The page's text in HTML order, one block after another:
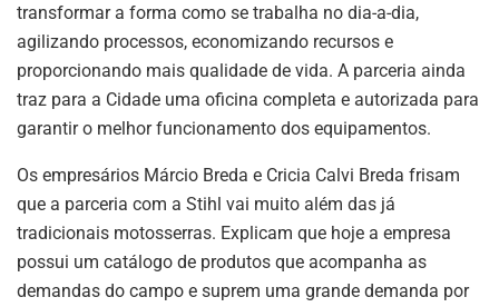
transformar a forma como se trabalha no dia-a-dia,
agilizando processos, economizando recursos e
proporcionando mais qualidade de vida. A parceria ainda
traz para a Cidade uma oficina completa e autorizada para
garantir o melhor funcionamento dos equipamentos.
Os empresários Márcio Breda e Cricia Calvi Breda frisam
que a parceria com a Stihl vai muito além das já
tradicionais motosserras. Explicam que hoje a empresa
possui um catálogo de produtos que acompanha as
demandas do campo e suprem uma grande demanda por